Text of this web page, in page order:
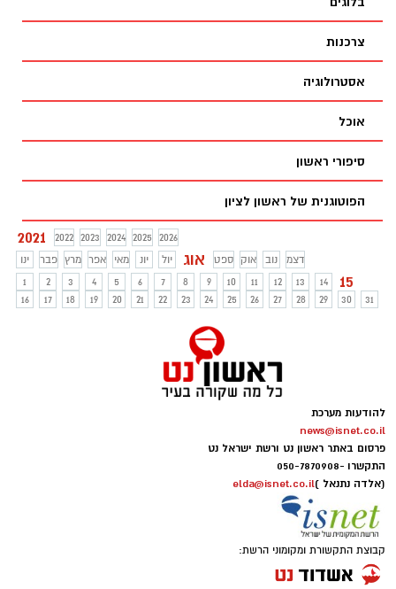
צרכנות
אסטרולוגיה
אוכל
סיפורי ראשון
הפוטוגנית של ראשון לציון
2021 2022 2023 2024 2025
2026
ינו
פבר מרץ אפר מאי יונ יול אוג ספט אוק נוב
דצמ
1
2 3 4 5 6 7 8 9 10 11 12 13 14 15
16 17 18 19 20 21 22 23 24 25 26 27 28 29 30 31
להודעות מערכת
news@isnet.co.il
פרסום באתר ראשון נט ורשת ישראל נט
התקשרו -050-7870908
(אלדה נתנאל )elda@isnet.co.il
קבוצת התקשורת ומקומוני הרשת: